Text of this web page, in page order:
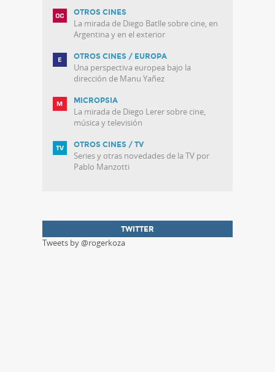
OTROS CINES
La mirada de Diego Batlle sobre cine, en
Argentina y en el exterior
OTROS CINES / EUROPA
Una perspectiva europea bajo la
dirección de Manu Yañez
MICROPSIA
La mirada de Diego Lerer sobre cine,
música y televisión
OTROS CINES / TV
Series y otras novedades de la TV por
Pablo Manzotti
TWITTER
Tweets by @rogerkoza